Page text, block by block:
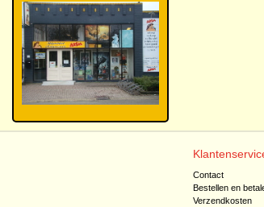
Contact
Bestellen en
Verzendkosten